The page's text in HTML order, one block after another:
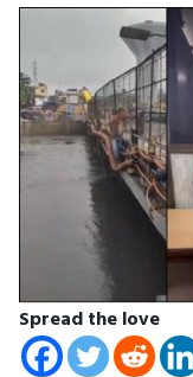
Spread the love